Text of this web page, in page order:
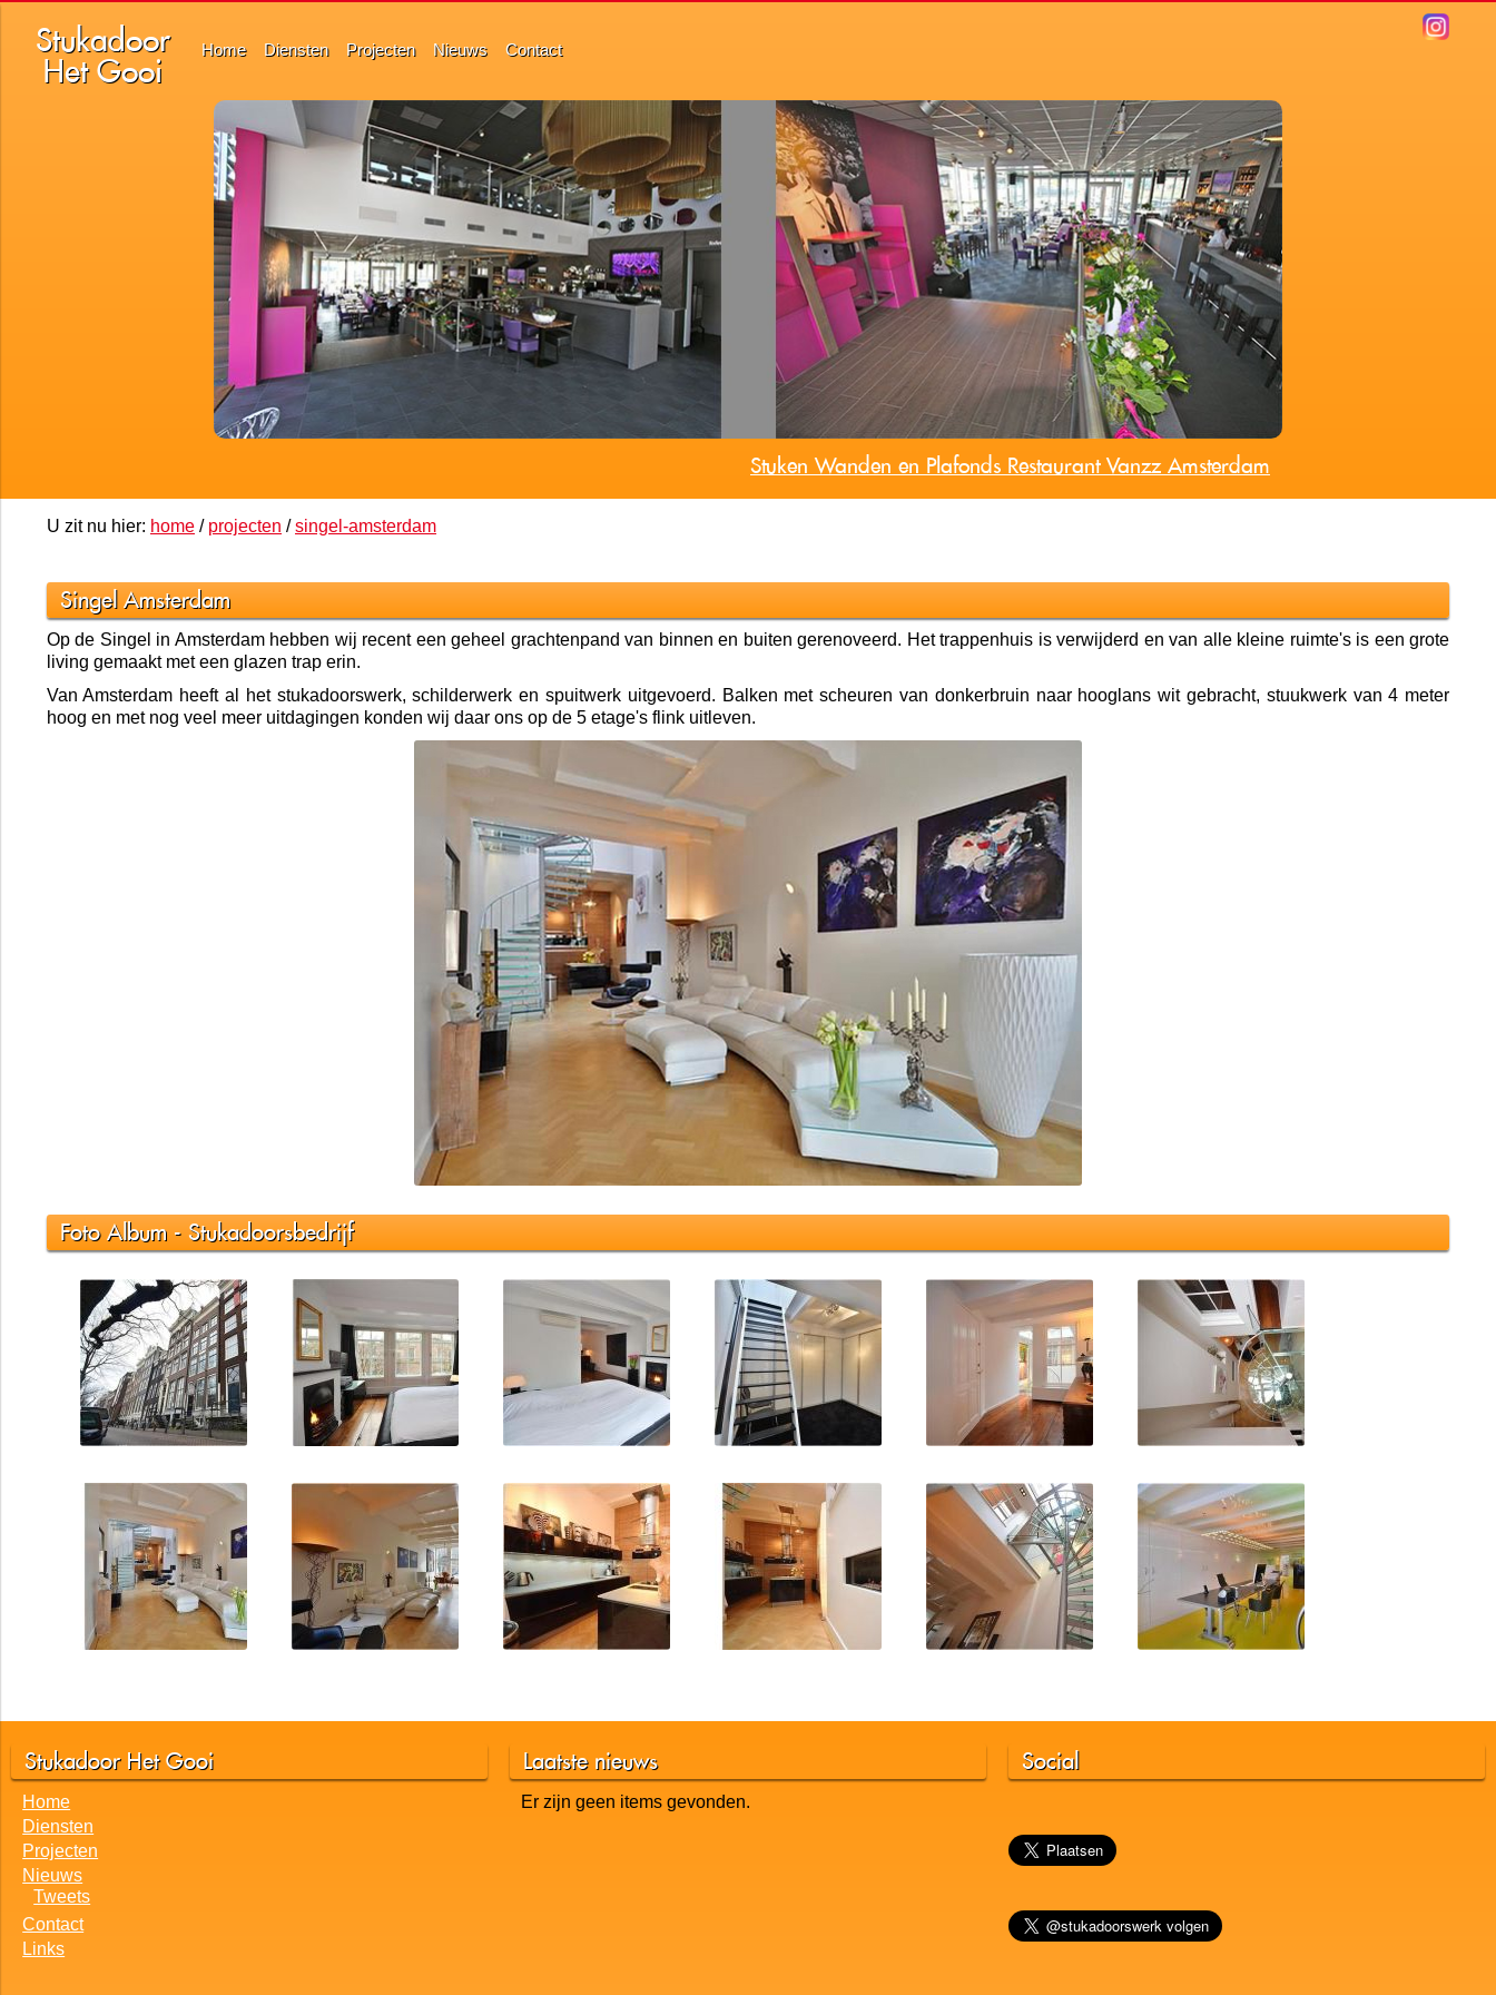
Stukadoor
Het Gooi
Home Diensten Projecten Nieuws Contact
Keuken Wanden Stucen Schilderklaar
U zit nu hier: home / projecten /singel-amsterdam
Singel Amsterdam
Op de Singel in Amsterdam hebben wij recent een geheel grachtenpand van binnen en buiten gerenoveerd. Het trappenhuis is verwijderd en van alle kleine ruimte's is een grote
living gemaakt met een glazen trap erin.
Van Amsterdam heeft al het stukadoorswerk, schilderwerk en spuitwerk uitgevoerd. Balken met scheuren van donkerbruin naar hooglans wit gebracht, stuukwerk van 4 meter
hoog en met nog veel meer uitdagingen konden wij daar ons op de 5 etage's flink uitleven.
Foto Album - Stukadoorsbedrijf
Stukadoor Het Gooi
Home
Diensten
Projecten
Nieuws
Tweets
Contact
Links
Laatste nieuws
Er zijn geen items gevonden.
Social